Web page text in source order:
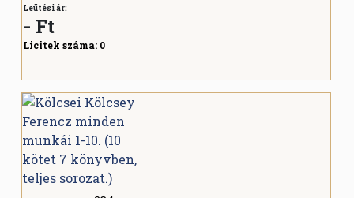
Leütési ár:
- Ft
Licitek száma: 0